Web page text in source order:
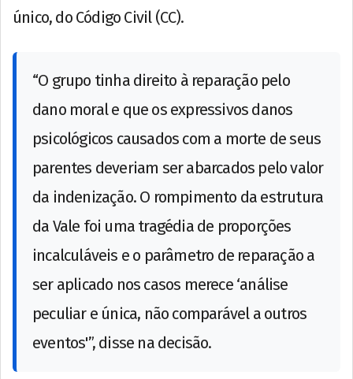
único, do Código Civil (CC).
“O grupo tinha direito à reparação pelo
dano moral e que os expressivos danos
psicológicos causados com a morte de seus
parentes deveriam ser abarcados pelo valor
da indenização. O rompimento da estrutura
da Vale foi uma tragédia de proporções
incalculáveis e o parâmetro de reparação a
ser aplicado nos casos merece ‘análise
peculiar e única, não comparável a outros
eventos'”, disse na decisão.